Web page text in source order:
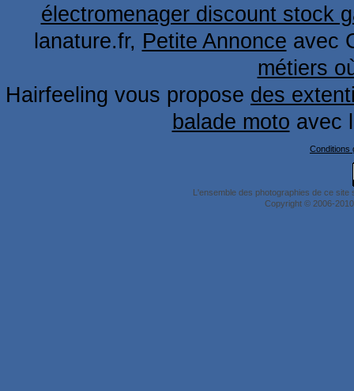
électromenager discount stock
lanature.fr, Petite Annonce avec
métiers
Hairfeeling vous propose des
balade moto avec
Conditions
L'ensemble des photographies de ce
Copyright © 2006-